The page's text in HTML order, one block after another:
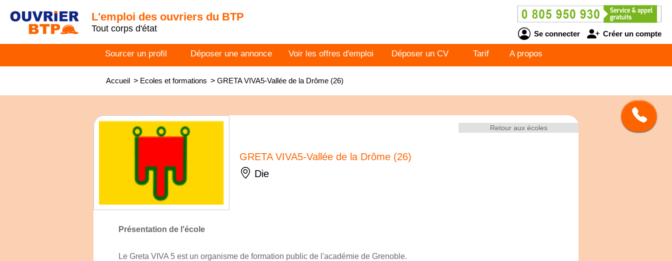
L'emploi des ouvriers du BTP
Tout corps d'état
Se connecter Créer un compte
Sourcer un profil Déposer une annonce Voir les offres d'emploi Déposer un CV Tarif A propos
Accueil > Ecoles et formations > GRETA VIVA5-Vallée de la Drôme (26)
Retour aux écoles
GRETA VIVA5-Vallée de la Drôme (26)
Die
Présentation de l'école
Le Greta VIVA 5 est un organisme de formation public de l'académie de Grenoble.